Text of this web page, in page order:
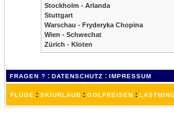
Stockholm - Arlanda
Stuttgart
Warschau - Fryderyka Chopina
Wien - Schwechat
Zürich - Kloten
FRAGEN ? : DATENSCHUTZ : IMPRESSUM
FLÜGE : SKIURLAUB : GOLFREISEN :